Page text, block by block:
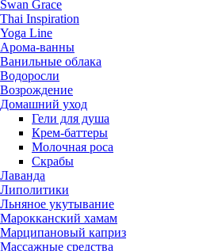
Swan Grace
Thai Inspiration
Yoga Line
Арома-ванны
Ванильные облака
Водоросли
Возрождение
Домашний уход
Гели для душа
Крем-баттеры
Молочная роса
Скрабы
Лаванда
Липолитики
Льняное укутывание
Марокканский хамам
Марципановый каприз
Массажные средства